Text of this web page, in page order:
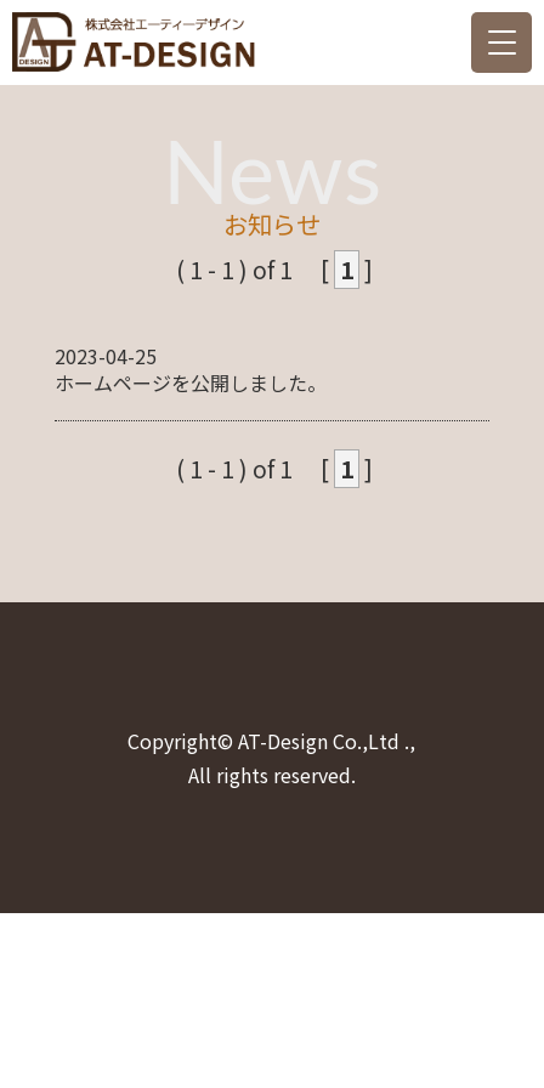
News
お知らせ
( 1 - 1 ) of 1 [ 1 ]
2023-04-25
ホームページを公開しました。
( 1 - 1 ) of 1 [ 1 ]
Copyright© AT-Design Co.,Ltd .,
All rights reserved.
HOME 設備設計とは